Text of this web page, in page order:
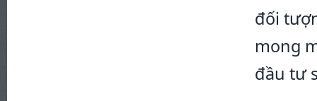
đối
mong
đầu tư